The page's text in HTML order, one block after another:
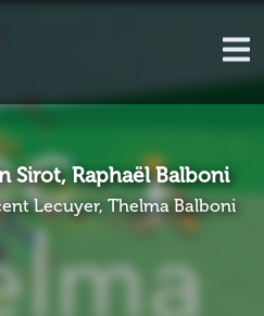
Sirot, Raphaël Balboni
Lecuyer, Thelma Balboni